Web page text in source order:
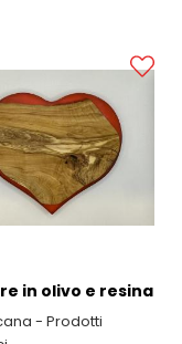
in olivo e resina
- Prodotti